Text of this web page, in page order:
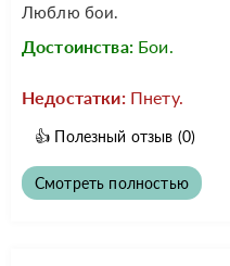
Люблю бои.
Достоинства: Бои.
Недостатки: Пнету.
👍 Полезный отзыв (0)
Смотреть полностью